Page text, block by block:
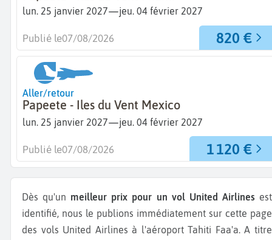
lun. 25 janvier 2027—jeu. 04 février 2027
820 €
Publié le07/08/2026
Aller/retour
Papeete - Iles du Vent Mexico
lun. 25 janvier 2027—jeu. 04 février 2027
1 120 €
Publié le07/08/2026
Dès qu'un meilleur prix pour un vol United Airlines est
identifié, nous le publions immédiatement sur cette page
des vols United Airlines à l'aéroport Tahiti Faa'a.A titre